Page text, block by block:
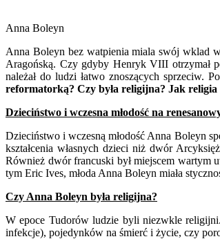
Anna Boleyn
Anna Boleyn bez watpienia miala swój wklad
Aragońską. Czy gdyby Henryk VIII otrzymał
należał do ludzi łatwo znoszących sprzeciw.
reformatorką? Czy była religijna? Jak religia
Dzieciństwo i wczesna młodość na
Dzieciństwo i wczesną młodość Anna Boleyn
kształcenia własnych dzieci niż dwór
Również dwór francuski był miejscem wartym
tym Eric Ives, młoda Anna Boleyn miała
Czy Anna Boleyn była religijna?
W epoce Tudorów ludzie byli niezwkle
infekcje), pojedynków na śmierć i życie, czy